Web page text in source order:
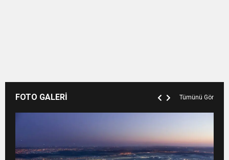
FOTO GALERİ Tümünü Gör